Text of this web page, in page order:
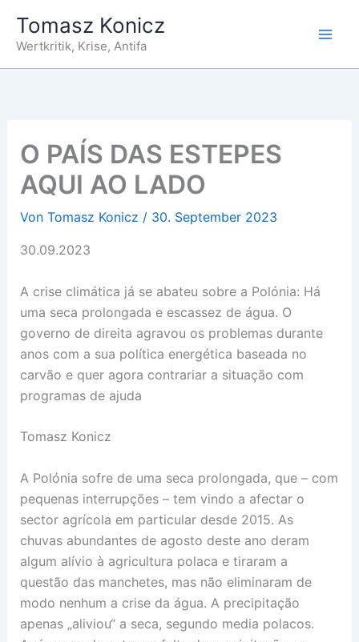
Inhalt
springen
Tomasz Konicz
Wertkritik, Krise, Antifa
O PAÍS DAS ESTEPES
AQUI AO LADO
Von Tomasz Konicz / 30. September 2023
30.09.2023
A crise climática já se abateu sobre a Polónia: Há
uma seca prolongada e escassez de água. O
governo de direita agravou os problemas durante
anos com a sua política energética baseada no
carvão e quer agora contrariar a situação com
programas de ajuda
Tomasz Konicz
A Polónia sofre de uma seca prolongada, que – com
pequenas interrupções – tem vindo a afectar o
sector agrícola em particular desde 2015. As
chuvas abundantes de agosto deste ano deram
algum alívio à agricultura polaca e tiraram a
questão das manchetes, mas não eliminaram de
modo nenhum a crise da água. A precipitação
apenas „aliviou“ a seca, segundo media polacos.